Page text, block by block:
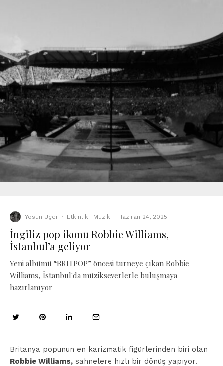
Yosun Üçer · Etkinlik Müzik · Haziran 24, 2025
İngiliz pop ikonu Robbie Williams,
İstanbul’a geliyor
Yeni albümü “BRITPOP” öncesi turneye çıkan Robbie
Williams, İstanbul'da müzikseverlerle buluşmaya
hazırlanıyor
Britanya popunun en karizmatik figürlerinden biri olan
Robbie Williams, sahnelere hızlı bir dönüş yapıyor.